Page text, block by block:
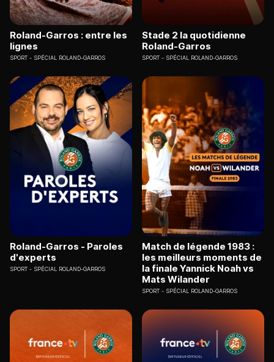
Roland-Garros : entre les
lignes
SPORT SPÉCIAL ROLAND-GARROS
Stade 2 la quotidienne
Roland-Garros
SPORT SPÉCIAL ROLAND-GARROS
Roland-Garros - Paroles
d'experts
SPORT SPÉCIAL ROLAND-GARROS
Match de légende 1983 :
les meilleurs moments de
la finale Yannick Noah vs
Mats Wilander
SPORT SPÉCIAL ROLAND-GARROS